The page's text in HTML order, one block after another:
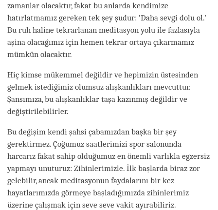
zamanlar olacaktır, fakat bu anlarda kendimize
hatırlatmamız gereken tek şey şudur: ‘Daha sevgi dolu ol.’
Bu ruh haline tekrarlanan meditasyon yolu ile fazlasıyla
aşina olacağımız için hemen tekrar ortaya çıkarmamız
mümkün olacaktır.
Hiç kimse mükemmel değildir ve hepimizin üstesinden
gelmek istediğimiz olumsuz alışkanlıkları mevcuttur.
Şansımıza, bu alışkanlıklar taşa kazınmış değildir ve
değiştirilebilirler.
Bu değişim kendi şahsi çabamızdan başka bir şey
gerektirmez. Çoğumuz saatlerimizi spor salonunda
harcarız fakat sahip olduğumuz en önemli varlıkla egzersiz
yapmayı unuturuz: Zihinlerimizle. İlk başlarda biraz zor
gelebilir, ancak meditasyonun faydalarını bir kez
hayatlarımızda görmeye başladığımızda zihinlerimiz
üzerine çalışmak için seve seve vakit ayırabiliriz.